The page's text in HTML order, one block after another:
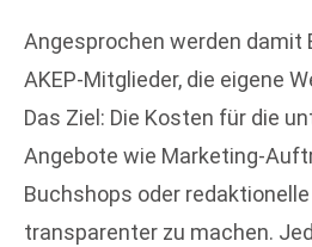
Angesprochen werden damit
AKEP-Mitglieder, die eigene
Das Ziel: Die Kosten für die
Angebote wie Marketing-
Buchshops oder
transparenter zu machen.